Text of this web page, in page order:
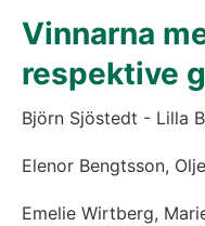
Vinnarna
respektive
Björn Sjöstedt - Lilla
Elenor Bengtsson,
Emelie Wirtberg,